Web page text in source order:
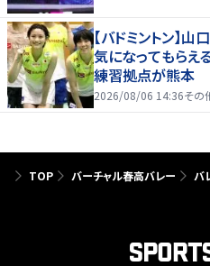
【バドミントン
気になってもらえ
練習拠点が熊本
たり前じゃない」
2026/08/06 14:36その
TOP バーチャル春高バレー バ